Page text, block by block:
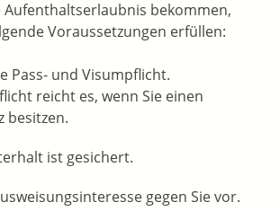
Aufenthaltserlaubnis bekommen,
Voraussetzungen erfüllen:
Pass- und Visumpflicht.
reicht es, wenn Sie einen
besitzen.
ist gesichert.
gegen Sie vor.